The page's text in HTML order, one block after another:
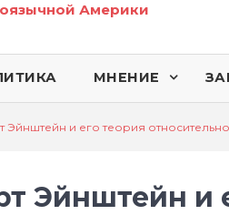
Америки
МНЕНИЕ
Эйнштейн и его теория
Эйнштейн и